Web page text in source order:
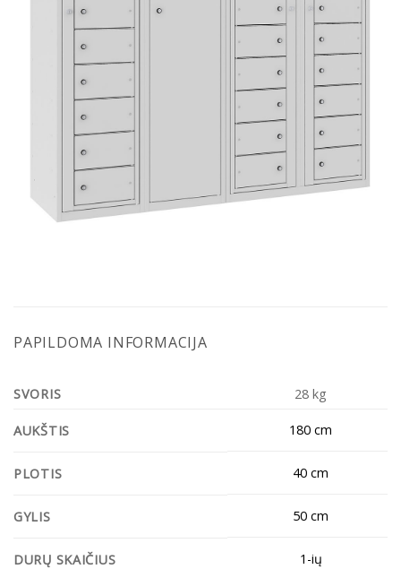
PAPILDOMA INFORMACIJA
SVORIS 28 kg
AUKŠTIS 180 cm
PLOTIS 40 cm
GYLIS 50 cm
DURŲ SKAIČIUS 1-ių